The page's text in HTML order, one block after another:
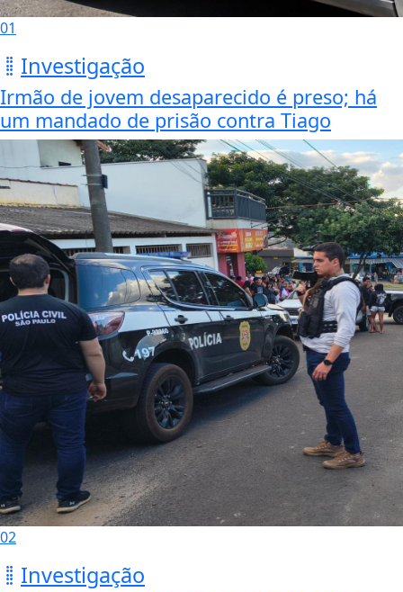
01
Investigação
Irmão de jovem desaparecido é preso; há
um mandado de prisão contra Tiago
02
Investigação